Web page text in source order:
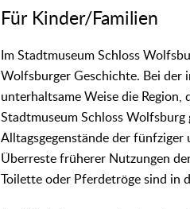
Für Kinder/Familien
Im Stadtmuseum Schloss
Wolfsburger Geschichte. Bei der
unterhaltsame Weise die Region,
Stadtmuseum Schloss
Alltagsgegenstände der fünfziger
Überreste früherer Nutzungen
Toilette oder Pferdetröge sind in